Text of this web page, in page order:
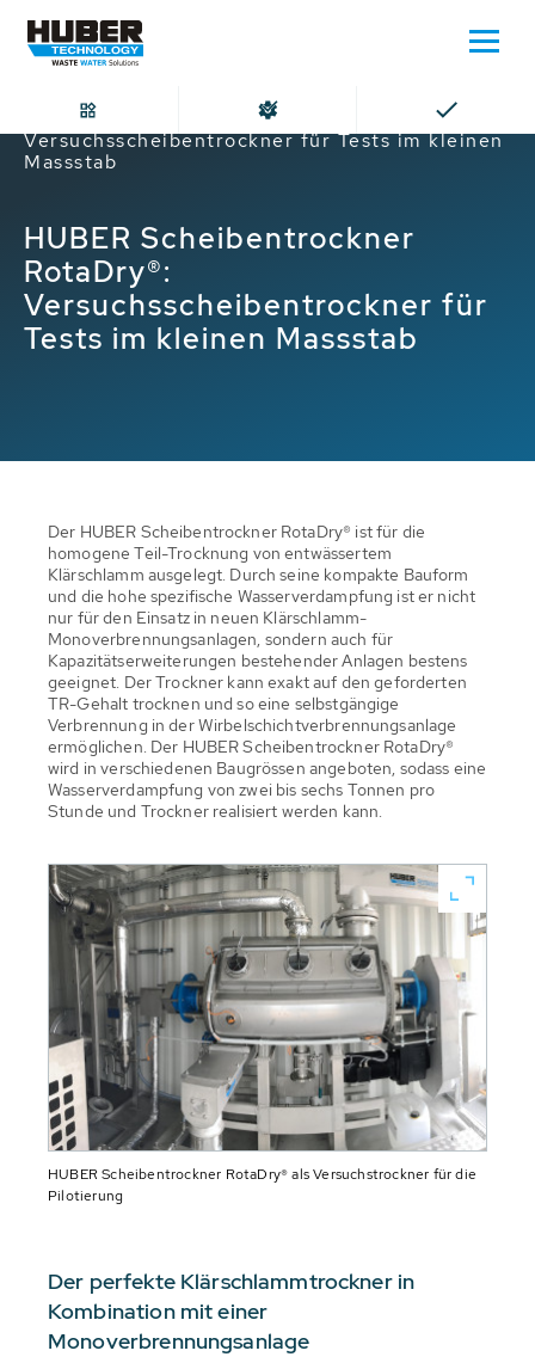
Home
HUBER Scheibentrockner RotaDry®:
Versuchsscheibentrockner für Tests im kleinen
Massstab
HUBER Scheibentrockner
RotaDry®:
Versuchsscheibentrockner für
Tests im kleinen Massstab
Der HUBER Scheibentrockner RotaDry® ist für die
homogene Teil-Trocknung von entwässertem
Klärschlamm ausgelegt. Durch seine kompakte Bauform
und die hohe spezifische Wasserverdampfung ist er nicht
nur für den Einsatz in neuen Klärschlamm-
Monoverbrennungsanlagen, sondern auch für
Kapazitätserweiterungen bestehender Anlagen bestens
geeignet. Der Trockner kann exakt auf den geforderten
TR-Gehalt trocknen und so eine selbstgängige
Verbrennung in der Wirbelschichtverbrennungsanlage
ermöglichen. Der HUBER Scheibentrockner RotaDry®
wird in verschiedenen Baugrössen angeboten, sodass eine
Wasserverdampfung von zwei bis sechs Tonnen pro
Stunde und Trockner realisiert werden kann.
HUBER Scheibentrockner RotaDry® als Versuchstrockner für die
Pilotierung
Der perfekte Klärschlammtrockner in
Kombination mit einer
Monoverbrennungsanlage